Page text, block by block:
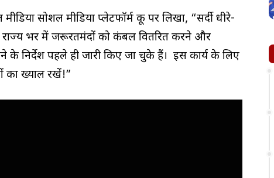
सोशल मीडिया प्लेटफॉर्म कू पर लिखा, “सर्दी धीरे-
को राज्य भर में जरूरतमंदों को कंबल वितरित करने और
के निर्देश पहले ही जारी किए जा चुके हैं। इस कार्य के लिए
का ख्याल रखें!”